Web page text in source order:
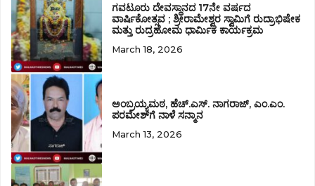
ಗವಟೂರು ದೇವಸ್ಥಾನದ 17ನೇ ವರ್ಷದ
ವಾರ್ಷಿಕೋತ್ಸವ ; ಶ್ರೀರಾಮೇಶ್ವರ ಸ್ವಾಮಿಗೆ ರುದ್ರಾಭಿಷೇಕ
ಮತ್ತು ರುದ್ರಹೋಮ ಧಾರ್ಮಿಕ ಕಾರ್ಯಕ್ರಮ
March 18, 2026
ಅಂಬ್ರಯ್ಯಮಠ, ಹೆಚ್.ಎಸ್. ನಾಗರಾಜ್‌, ಎಂ.ಎಂ.
ಪರಮೇಶ್‌ಗೆ ನಾಳೆ ಸನ್ಮಾನ
March 13, 2026